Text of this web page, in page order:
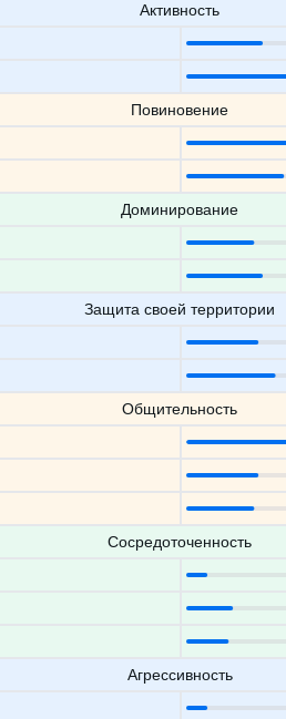
Активность
Повиновение
Доминирование
Защита своей территории
Общительность
Сосредоточенность
Агрессивность